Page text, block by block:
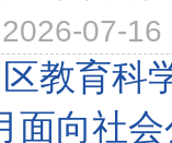
2026-07-16
教育科
面向社